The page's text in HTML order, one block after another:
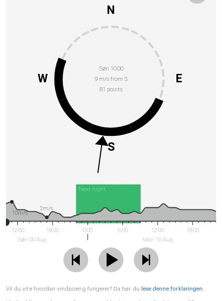
Søn 10:00
9 m/s from S
81 points
N
E
S
W
Next night
12:00
Søn 09 Aug
18:00 0:00 6:00
12:00
Man 10 Aug
18:00
10m/s
2m/s
Vil du vite hvordan vindpoeng fungerer? Da bør du lese denne forklaringen.